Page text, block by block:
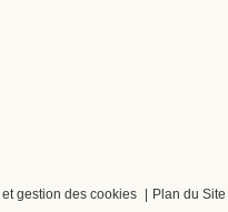
gestion des cookies Plan du Site